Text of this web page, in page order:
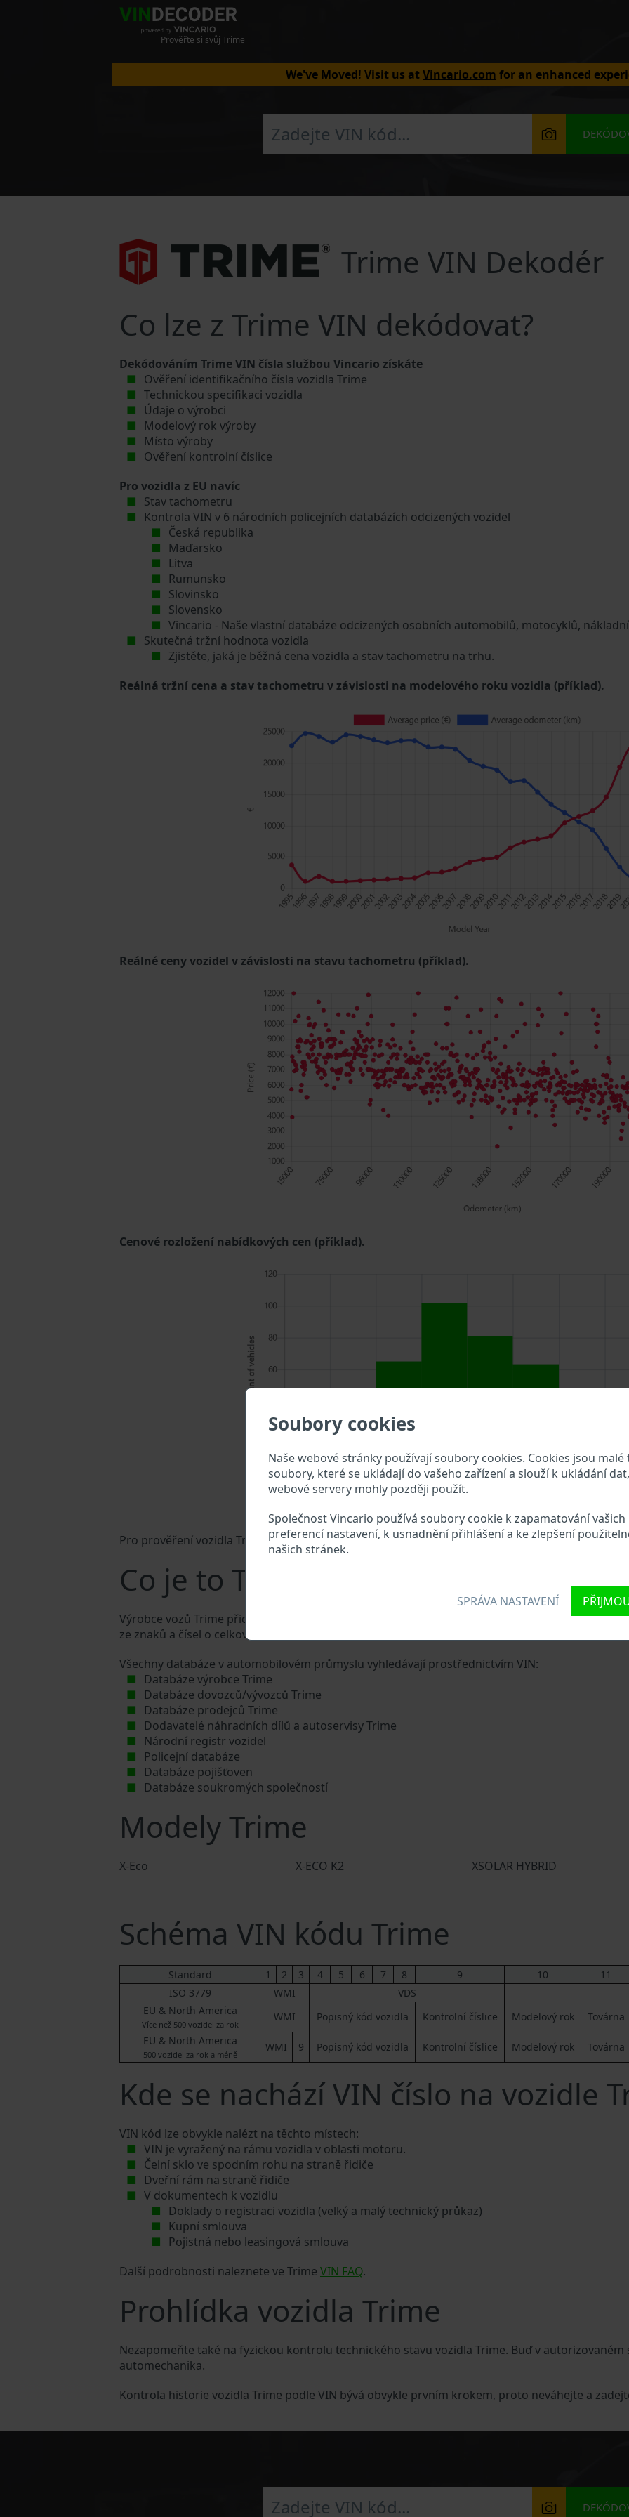
Soubory cookies
Naše webové stránky používají soubory cookies. Cookies jsou malé
soubory, které se ukládají do vašeho zařízení a slouží k ukládání
webové servery mohly později použít.
Společnost Vincario používá soubory cookie k zapamatování vašich
preferencí nastavení, k usnadnění přihlášení a ke zlepšení
našich stránek.
SPRÁVA NASTAVENÍ
Prověřte si svůj Trime
We've Moved! Visit us atVincario.com for an enhanced
Trime VIN Dekodér
Co lze z Trime VIN dekódovat?
Dekódováním Trime VIN čísla službou Vincario získáte
Ověření identifikačního čísla vozidla Trime
Technickou specifikaci vozidla
Údaje o výrobci
Modelový rok výroby
Místo výroby
Ověření kontrolní číslice
Pro vozidla z EU navíc
Stav tachometru
Kontrola VIN v 6 národních policejních databázích odcizených vozidel
Česká republika
Maďarsko
Litva
Rumunsko
Slovinsko
Slovensko
Vincario - Naše vlastní databáze odcizených osobních automobilů, motocyklů,
Skutečná tržní hodnota vozidla
Zjistěte, jaká je běžná cena vozidla a stav tachometru na trhu.
Reálná tržní cena a stav tachometru v závislosti na modelového roku vozidla (příklad).
Reálné ceny vozidel v závislosti na stavu tachometru (příklad).
Cenové rozložení nabídkových cen (příklad).
Pro prověření vozidla Trime zadejte VIN do vyhledávacího pole výše a překontrolujte, jaké
Co je to Trime VIN?
Výrobce vozů Trime přiděluje každému vozidlu jedinečné identifikační číslo zvané Vehicle
ze znaků a čísel o celkové délce 17 znaků, do kterých ze zakódovaná základní specifikaci vozidla.
Všechny databáze v automobilovém průmyslu vyhledávají prostřednictvím VIN:
Databáze výrobce Trime
Databáze dovozců/vývozců Trime
Databáze prodejců Trime
Dodavatelé náhradních dílů a autoservisy Trime
Národní registr vozidel
Policejní databáze
Databáze pojišťoven
Databáze soukromých společností
Modely Trime
X-Eco X-ECO K2 XSOLAR HYBRID
Schéma VIN kódu Trime
Standard 1 2 3 4 5 6 7 8 9 10 11
ISO 3779
WMI VDS
EU & North America
Více než 500 vozidel za rok
WMI Popisný kód vozidla Kontrolní číslice Modelový rok Továrna
EU & North America
500 vozidel za rok a méně
WMI 9 Popisný kód vozidla Kontrolní číslice Modelový rok Továrna
Kde se nachází VIN číslo na vozidle
VIN kód lze obvykle nalézt na těchto místech:
VIN je vyražený na rámu vozidla v oblasti motoru.
Čelní sklo ve spodním rohu na straně řidiče
Dveřní rám na straně řidiče
V dokumentech k vozidlu
Doklady o registraci vozidla (velký a malý technický průkaz)
Kupní smlouva
Pojistná nebo leasingová smlouva
Další podrobnosti naleznete ve Trime VIN FAQ.
Prohlídka vozidla Trime
Nezapomeňte také na fyzickou kontrolu technického stavu vozidla Trime. Buď v autorizovaném
automechanika.
Kontrola historie vozidla Trime podle VIN bývá obvykle prvním krokem, proto neváhejte a